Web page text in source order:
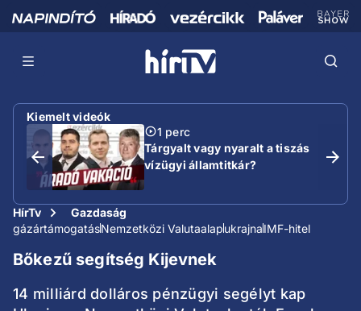
Kiemelt videók
1 perc
Tárgyalt vagy nyaralt a tiszás
vízügyi államtitkár?
HírTv
Gazdaság
gázártámogatásNemzetközi ValutaalapukrajnaIMF-hitel
Bőkezű segítség Kijevnek
14 milliárd dolláros pénzügyi segélyt kap